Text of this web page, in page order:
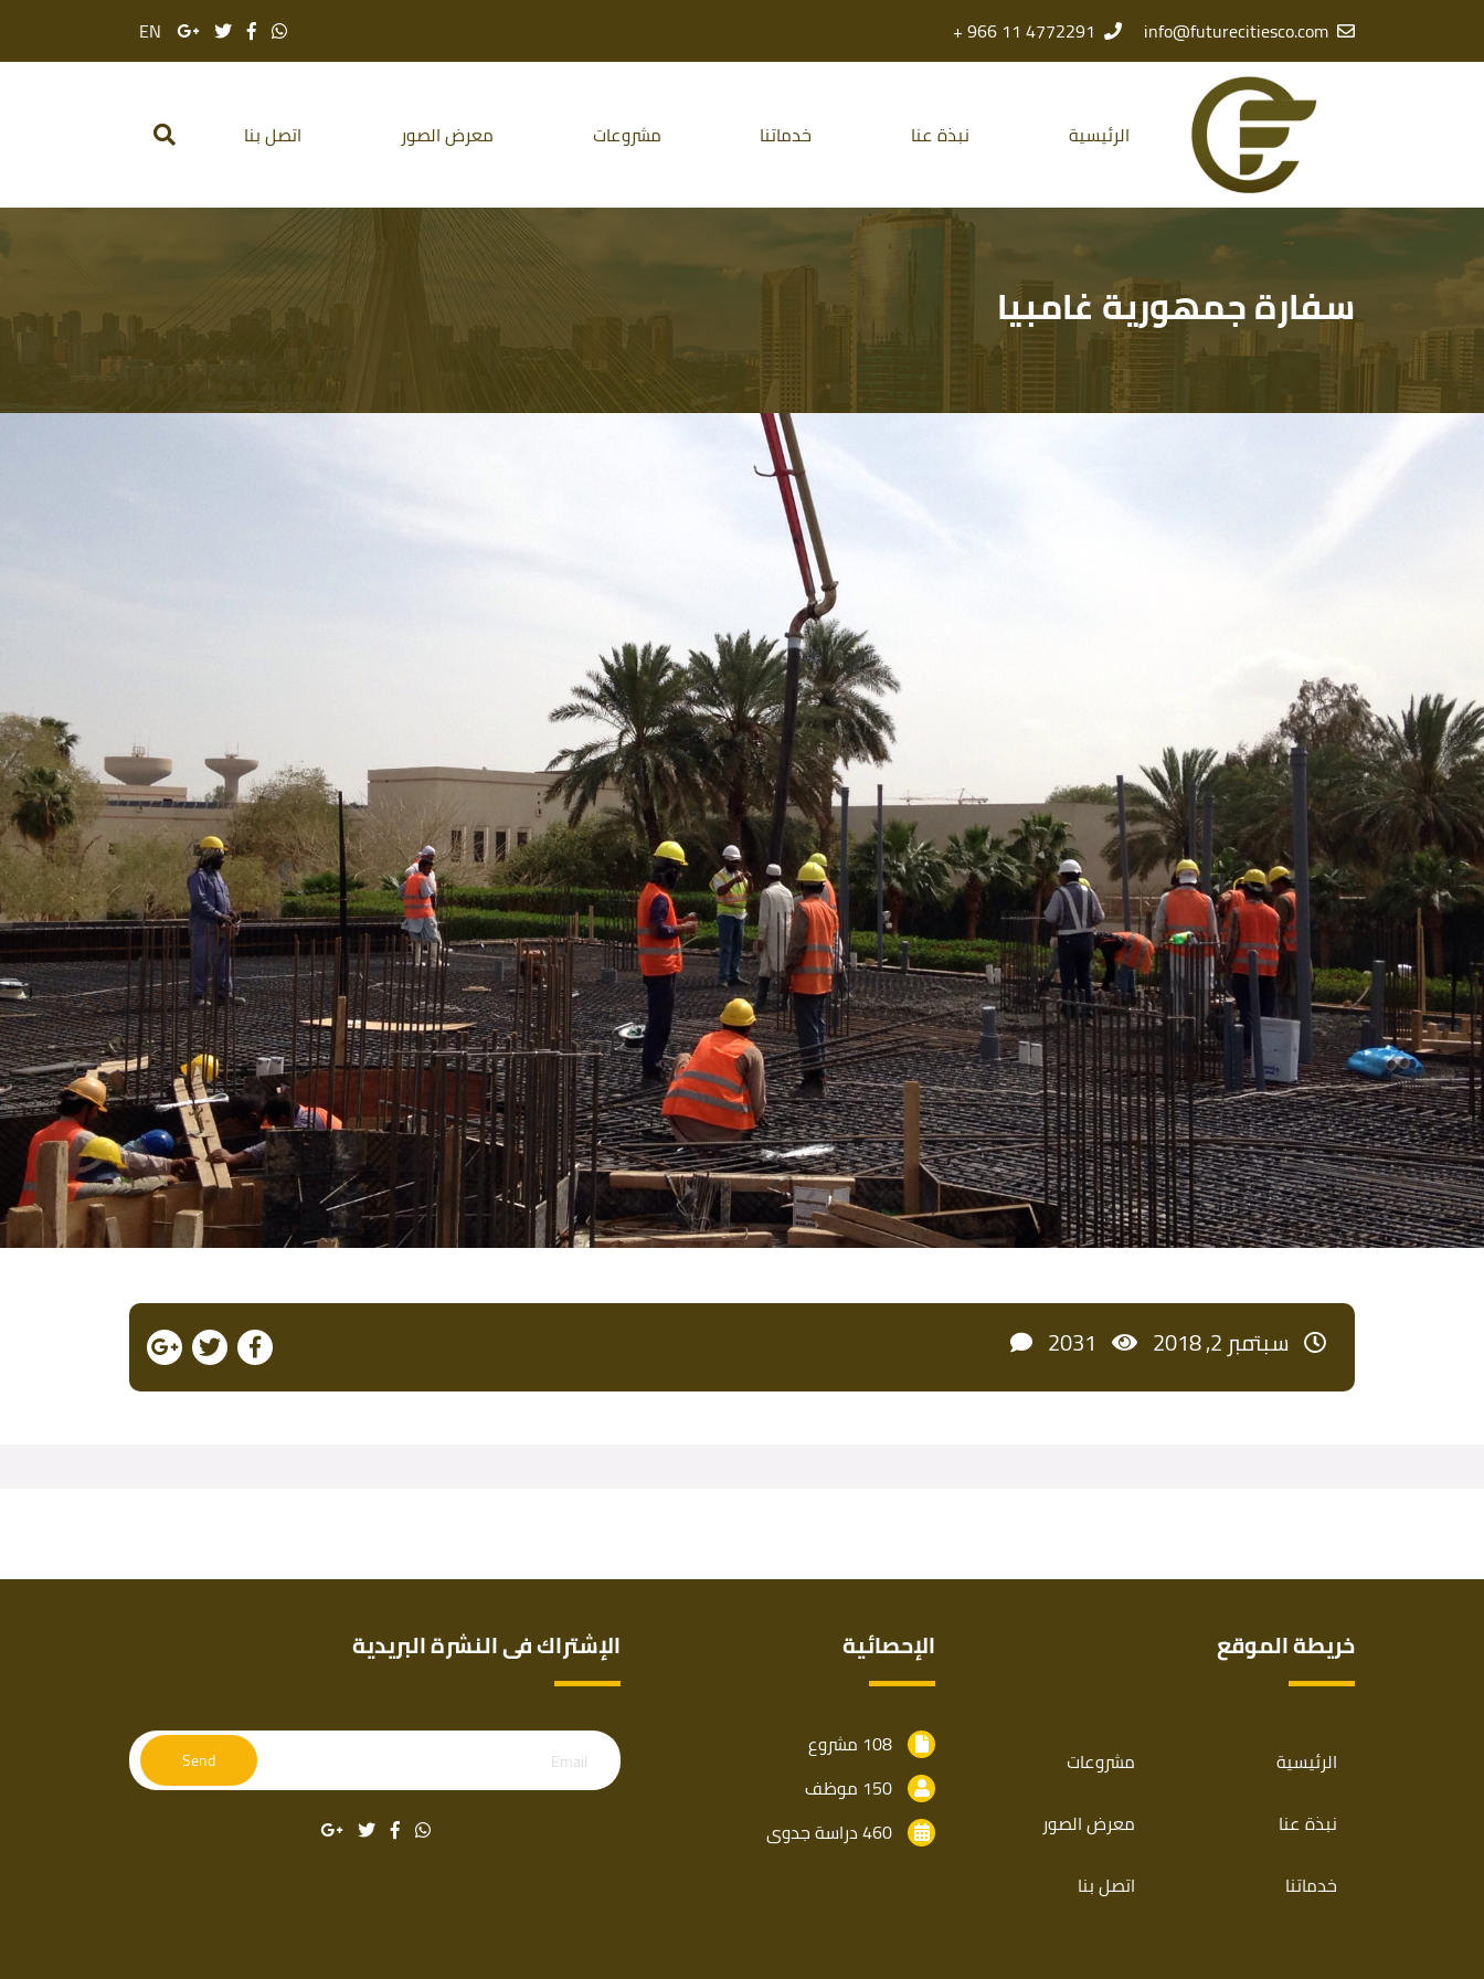
info@futurecitiesco.com
4772291 11 966 +
EN
الرئيسية نبذة عنا خدماتنا مشروعات معرض الصور اتصل بنا
سفارة جمهورية غامبيا
سبتمبر 2, 2018
خريطة الموقع
الرئيسية
نبذة عنا
خدماتنا
مشروعات
معرض الصور
اتصل بنا
الإحصائية الإشتراك فى النشرة البريدية
Email